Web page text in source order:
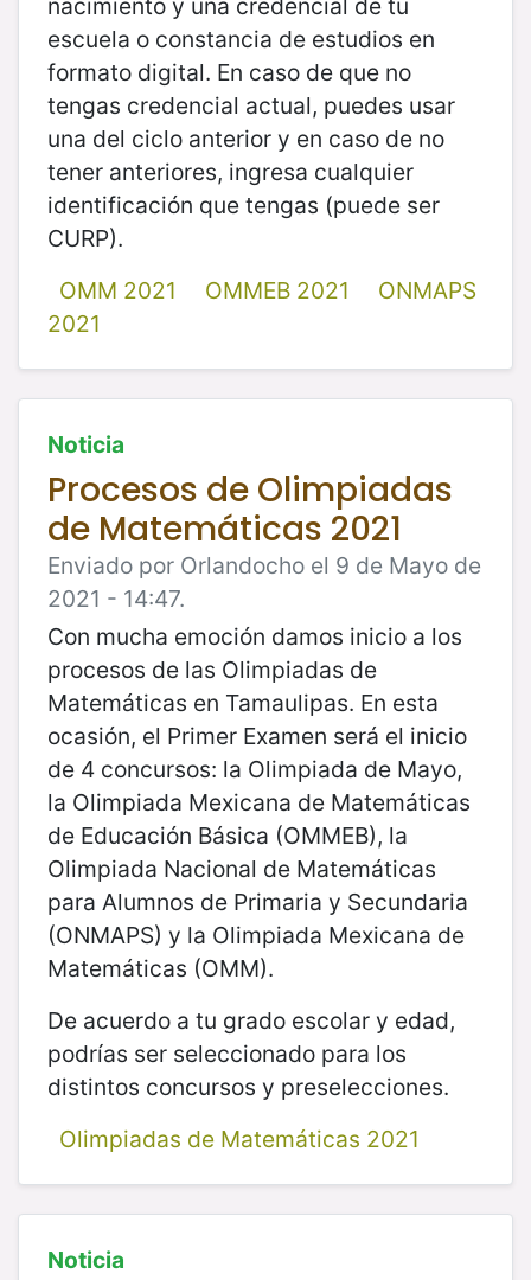
escuela o constancia de estudios en
formato digital. En caso de que no
tengas credencial actual, puedes usar
una del ciclo anterior y en caso de no
tener anteriores, ingresa cualquier
identificación que tengas (puede ser
CURP).
OMM 2021
OMMEB 2021
ONMAPS
2021
Noticia
Procesos de Olimpiadas
de Matemáticas 2021
Enviado por Orlandocho el 9 de Mayo de
2021 - 14:47.
Con mucha emoción damos inicio a los
procesos de las Olimpiadas de
Matemáticas en Tamaulipas. En esta
ocasión, el Primer Examen será el inicio
de 4 concursos: la Olimpiada de Mayo,
la Olimpiada Mexicana de Matemáticas
de Educación Básica (OMMEB), la
Olimpiada Nacional de Matemáticas
para Alumnos de Primaria y Secundaria
(ONMAPS) y la Olimpiada Mexicana de
Matemáticas (OMM).
De acuerdo a tu grado escolar y edad,
podrías ser seleccionado para los
distintos concursos y preselecciones.
Olimpiadas de Matemáticas 2021
Noticia